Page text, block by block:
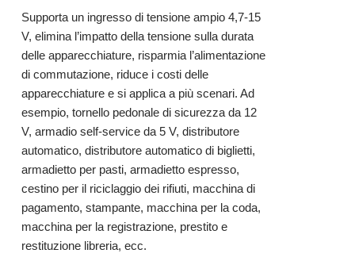
Supporta un ingresso di tensione ampio 4,7-15
V, elimina l’impatto della tensione sulla durata
delle apparecchiature, risparmia l’alimentazione
di commutazione, riduce i costi delle
apparecchiature e si applica a più scenari. Ad
esempio, tornello pedonale di sicurezza da 12
V, armadio self-service da 5 V, distributore
automatico, distributore automatico di biglietti,
armadietto per pasti, armadietto espresso,
cestino per il riciclaggio dei rifiuti, macchina di
pagamento, stampante, macchina per la coda,
macchina per la registrazione, prestito e
restituzione libreria, ecc.